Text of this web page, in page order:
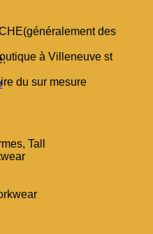
des
à Villeneuve st
du sur mesure
Tall